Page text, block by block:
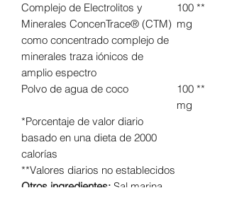
Complejo de Electrolitos y
Minerales ConcenTrace® (CTM)
como concentrado complejo de
minerales traza iónicos de
amplio espectro
100
mg
**
Polvo de agua de coco
100
mg
**
*Porcentaje de valor diario
basado en una dieta de 2000
calorías
**Valores diarios no establecidos
Otros ingredientes: Sal marina